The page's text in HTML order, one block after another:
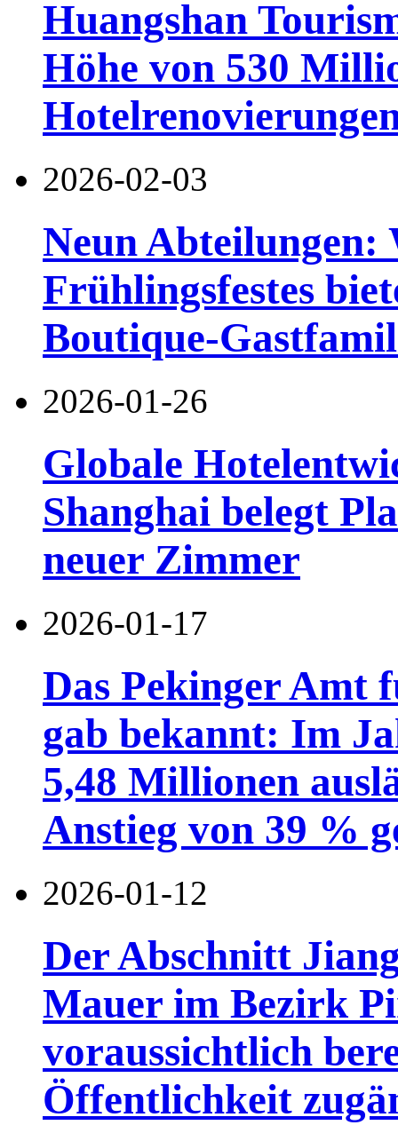
Huangshan
Höhe von 530
2026-02-03
Neun Abteilungen:
Frühlingsfestes
Boutique-
2026-01-26
Globale
Shanghai belegt
neuer Zimmer
2026-01-17
Das Pekinger Amt
gab bekannt: Im
5,48 Millionen
Anstieg von 39 %
2026-01-12
Der Abschnitt
Mauer im Bezirk
voraussichtlich
Öffentlichkeit